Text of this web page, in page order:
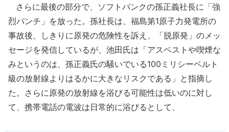
さらに最後の部分で、ソフトバンクの孫正義社長に「強
烈パンチ」を放った。孫社長は、福島第1原子力発電所の
事故後、しきりに原発の危険性を訴え、「脱原発」のメッ
セージを発信しているが、池田氏は「アスベストや喫煙な
みというのは、孫正義氏の騒いでいる100ミリシーベルト
級の放射線よりはるかに大きなリスクである」と指摘し
た。さらに原発の放射線を浴びる可能性は低いのに対し
て、携帯電話の電波は日常的に浴びるとして、